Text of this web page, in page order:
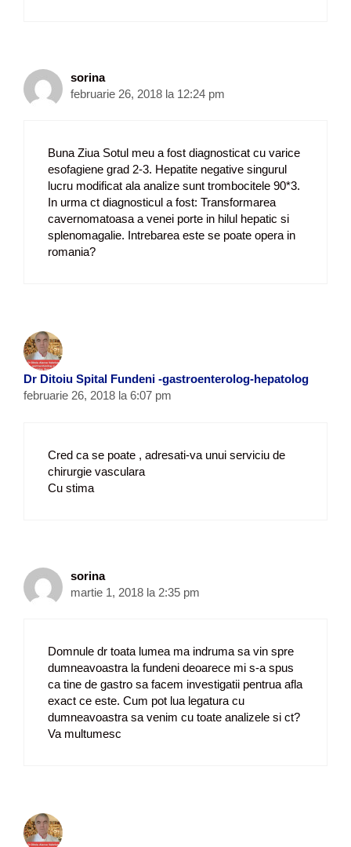
sorina
februarie 26, 2018 la 12:24 pm
Buna Ziua Sotul meu a fost diagnosticat cu varice
esofagiene grad 2-3. Hepatite negative singurul
lucru modificat ala analize sunt trombocitele 90*3.
In urma ct diagnosticul a fost: Transformarea
cavernomatoasa a venei porte in hilul hepatic si
splenomagalie. Intrebarea este se poate opera in
romania?
Dr Ditoiu Spital Fundeni -gastroenterolog-hepatolog
februarie 26, 2018 la 6:07 pm
Cred ca se poate , adresati-va unui serviciu de
chirurgie vasculara
Cu stima
sorina
martie 1, 2018 la 2:35 pm
Domnule dr toata lumea ma indruma sa vin spre
dumneavoastra la fundeni deoarece mi s-a spus
ca tine de gastro sa facem investigatii pentrua afla
exact ce este. Cum pot lua legatura cu
dumneavoastra sa venim cu toate analizele si ct?
Va multumesc